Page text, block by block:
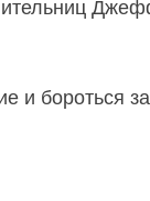
бороться